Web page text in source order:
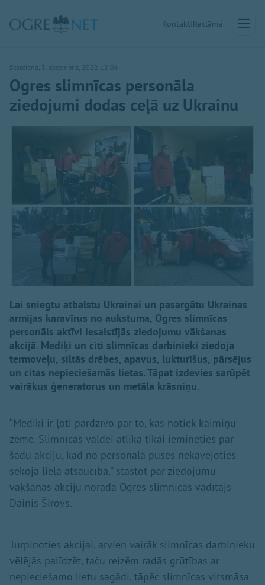
KontaktiReklāma
Sestdiena, 3. decembris, 2022 12:06
Ogres slimnīcas personāla
ziedojumi dodas ceļā uz Ukrainu
Lai sniegtu atbalstu Ukrainai un pasargātu Ukrainas
armijas karavīrus no aukstuma, Ogres slimnīcas
personāls aktīvi iesaistījās ziedojumu vākšanas
akcijā. Mediķi un citi slimnīcas darbinieki ziedoja
termoveļu, siltās drēbes, apavus, lukturīšus, pārsējus
un citas nepieciešamās lietas. Tāpat izdevies sarūpēt
vairākus ģeneratorus un metāla krāsniņu.
“Mediķi ir ļoti pārdzīvo par to, kas notiek kaimiņu
zemē. Slimnīcas valdei atlika tikai ieminēties par
šādu akciju, kad no personāla puses nekavējoties
sekoja liela atsaucība,” stāstot par ziedojumu
vākšanas akciju norāda Ogres slimnīcas vadītājs
Dainis Širovs.
Turpinoties akcijai, arvien vairāk slimnīcas darbinieku
vēlējās palīdzēt, taču reizēm radās grūtības ar
nepieciešamo lietu sagādi, tāpēc slimnīcas virsmāsa